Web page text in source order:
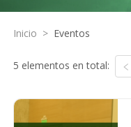
Inicio > Eventos
5 elementos en total: